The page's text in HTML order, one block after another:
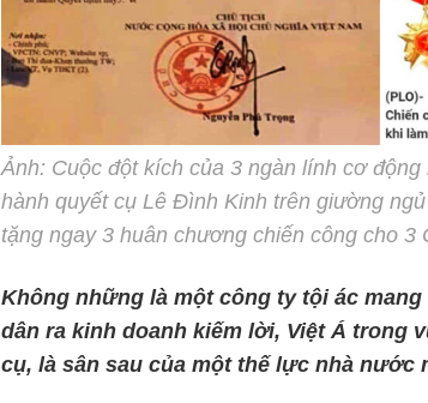
Ảnh: Cuộc đột kích của 3 ngàn lính cơ
hành quyết cụ Lê Đình Kinh trên giường
tặng ngay 3 huân chương chiến công cho
Không những là một công ty tội ác
dân ra kinh doanh kiếm lời, Việt Á trong
cụ, là sân sau của một thế lực nhà nước